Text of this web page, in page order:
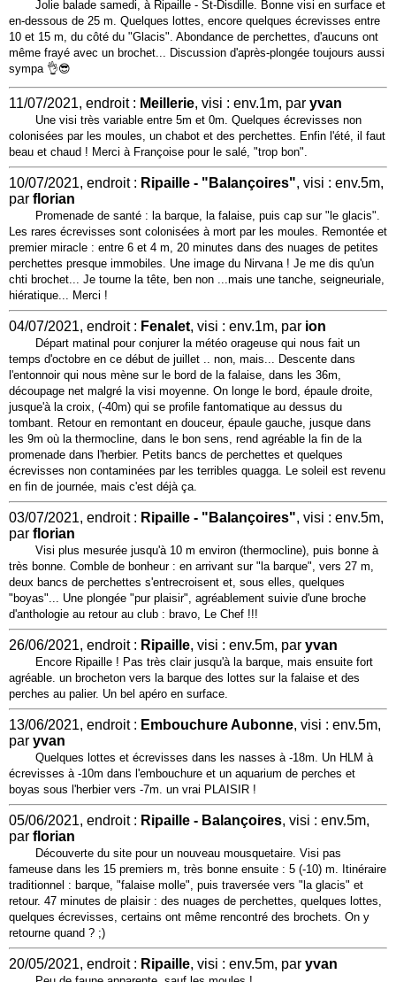
Jolie balade samedi, à Ripaille - St-Disdille. Bonne visi en surface et
en-dessous de 25 m. Quelques lottes, encore quelques écrevisses entre
10 et 15 m, du côté du "Glacis". Abondance de perchettes, d'aucuns ont
même frayé avec un brochet... Discussion d'après-plongée toujours aussi
sympa 👌😎
11/07/2021, endroit : Meillerie, visi : env.1m, par yvan
Une visi très variable entre 5m et 0m. Quelques écrevisses non
colonisées par les moules, un chabot et des perchettes. Enfin l'été, il faut
beau et chaud ! Merci à Françoise pour le salé, "trop bon".
10/07/2021, endroit : Ripaille - "Balançoires", visi : env.5m,
par florian
Promenade de santé : la barque, la falaise, puis cap sur "le glacis".
Les rares écrevisses sont colonisées à mort par les moules. Remontée et
premier miracle : entre 6 et 4 m, 20 minutes dans des nuages de petites
perchettes presque immobiles. Une image du Nirvana ! Je me dis qu'un
chti brochet... Je tourne la tête, ben non ...mais une tanche, seigneuriale,
hiératique... Merci !
04/07/2021, endroit : Fenalet, visi : env.1m, par ion
Départ matinal pour conjurer la météo orageuse qui nous fait un
temps d'octobre en ce début de juillet .. non, mais... Descente dans
l'entonnoir qui nous mène sur le bord de la falaise, dans les 36m,
découpage net malgré la visi moyenne. On longe le bord, épaule droite,
jusque'à la croix, (-40m) qui se profile fantomatique au dessus du
tombant. Retour en remontant en douceur, épaule gauche, jusque dans
les 9m où la thermocline, dans le bon sens, rend agréable la fin de la
promenade dans l'herbier. Petits bancs de perchettes et quelques
écrevisses non contaminées par les terribles quagga. Le soleil est revenu
en fin de journée, mais c'est déjà ça.
03/07/2021, endroit : Ripaille - "Balançoires", visi : env.5m,
par florian
Visi plus mesurée jusqu'à 10 m environ (thermocline), puis bonne à
très bonne. Comble de bonheur : en arrivant sur "la barque", vers 27 m,
deux bancs de perchettes s'entrecroisent et, sous elles, quelques
"boyas"... Une plongée "pur plaisir", agréablement suivie d'une broche
d'anthologie au retour au club : bravo, Le Chef !!!
26/06/2021, endroit : Ripaille, visi : env.5m, par yvan
Encore Ripaille ! Pas très clair jusqu'à la barque, mais ensuite fort
agréable. un brocheton vers la barque des lottes sur la falaise et des
perches au palier. Un bel apéro en surface.
13/06/2021, endroit : Embouchure Aubonne, visi : env.5m,
par yvan
Quelques lottes et écrevisses dans les nasses à -18m. Un HLM à
écrevisses à -10m dans l'embouchure et un aquarium de perches et
boyas sous l'herbier vers -7m. un vrai PLAISIR !
05/06/2021, endroit : Ripaille - Balançoires, visi : env.5m,
par florian
Découverte du site pour un nouveau mousquetaire. Visi pas
fameuse dans les 15 premiers m, très bonne ensuite : 5 (-10) m. Itinéraire
traditionnel : barque, "falaise molle", puis traversée vers "la glacis" et
retour. 47 minutes de plaisir : des nuages de perchettes, quelques lottes,
quelques écrevisses, certains ont même rencontré des brochets. On y
retourne quand ? ;)
20/05/2021, endroit : Ripaille, visi : env.5m, par yvan